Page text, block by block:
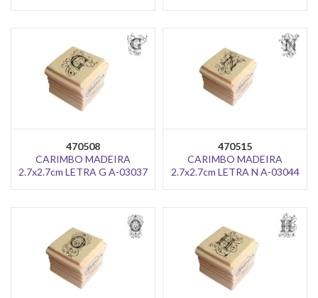
470508
CARIMBO MADEIRA
2.7x2.7cm LETRA G A-03037
470515
CARIMBO MADEIRA
2.7x2.7cm LETRA N A-03044